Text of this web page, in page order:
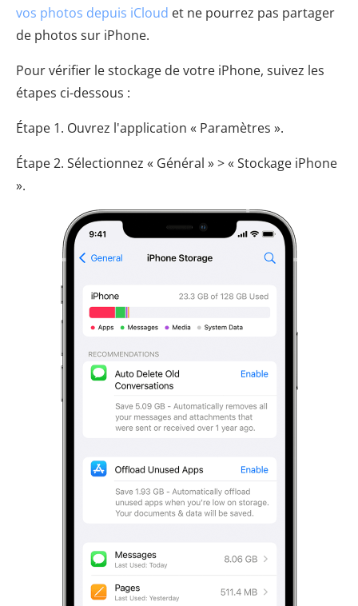
vos photos depuis iCloud et ne pourrez pas partager
de photos sur iPhone.
Pour vérifier le stockage de votre iPhone, suivez les
étapes ci-dessous :
Étape 1. Ouvrez l'application « Paramètres ».
Étape 2. Sélectionnez « Général » > « Stockage iPhone
».